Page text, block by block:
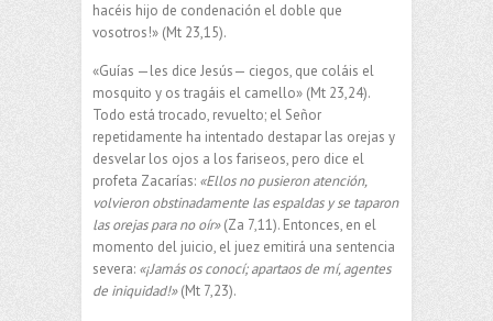
hacéis hijo de condenación el doble que
vosotros!» (Mt 23,15).
«Guías —les dice Jesús— ciegos, que coláis el
mosquito y os tragáis el camello» (Mt 23,24).
Todo está trocado, revuelto; el Señor
repetidamente ha intentado destapar las orejas y
desvelar los ojos a los fariseos, pero dice el
profeta Zacarías: «Ellos no pusieron atención,
volvieron obstinadamente las espaldas y se taparon
las orejas para no oír»(Za 7,11). Entonces, en el
momento del juicio, el juez emitirá una sentencia
severa: «¡Jamás os conocí; apartaos de mí, agentes
de iniquidad!»(Mt 7,23).